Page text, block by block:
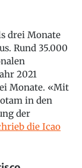
drei Monate
Rund 35.000
2021
Monate. «Mit
in den
der
die Icao